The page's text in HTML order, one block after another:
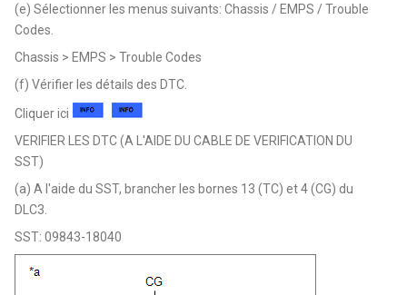
(e) Sélectionner les menus suivants: Chassis / EMPS / Trouble
Codes.
Chassis > EMPS > Trouble Codes
(f) Vérifier les détails des DTC.
Cliquer ici
VERIFIER LES DTC (A L'AIDE DU CABLE DE VERIFICATION DU
SST)
(a) A l'aide du SST, brancher les bornes 13 (TC) et 4 (CG) du
DLC3.
SST: 09843-18040